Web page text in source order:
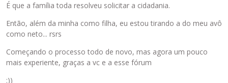
É que a família toda resolveu solicitar a cidadania.
Então, além da minha como filha, eu estou tirando a do meu avô
como neto... rsrs
Começando o processo todo de novo, mas agora um pouco
mais experiente, graças a vc e a esse fórum
:))